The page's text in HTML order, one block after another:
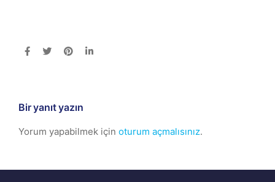
Bir yanıt yazın
Yorum yapabilmek için oturum açmalısınız.